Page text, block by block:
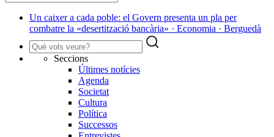
Un caixer a cada poble: el Govern presenta un pla per
combatre la «desertització bancària» · Economia · Berguedà
Seccions
Últimes notícies
Agenda
Societat
Cultura
Política
Successos